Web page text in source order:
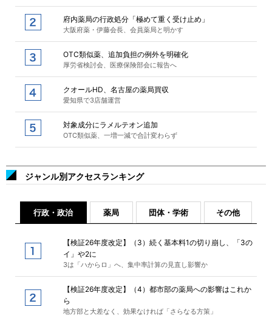
府内薬局の行政処分「極めて重く受け止め」
大阪府薬・伊藤会長、会員薬局と明かす
OTC類似薬、追加負担の例外を明確化
厚労省検討会、医療保険部会に報告へ
クオールHD、名古屋の薬局買収
愛知県で3店舗運営
対象成分にラメルテオン追加
OTC類似薬、一増一減で合計変わらず
ジャンル別アクセスランキング
行政・政治 薬局 団体・学術 その他
【検証26年度改定】（3）続く基本料1の切り崩し、「3の
イ」や2に
3は「ハからロ」へ、集中率計算の見直し影響か
【検証26年度改定】（4）都市部の薬局への影響はこれか
ら
地方部と大差なく、効果なければ「さらなる方策」